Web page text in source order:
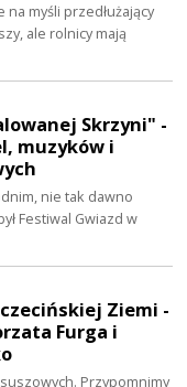
myśli przedłużający
ale rolnicy mają
Skrzyni" -
muzyków i
nie tak dawno
Festiwal Gwiazd w
Ziemi -
Furga i
Przypomnimy